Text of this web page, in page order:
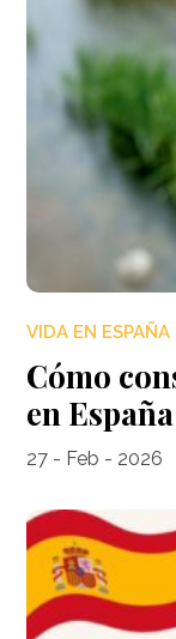
VIDA EN ESPAÑA
Cómo
en España
27 - Feb - 2026